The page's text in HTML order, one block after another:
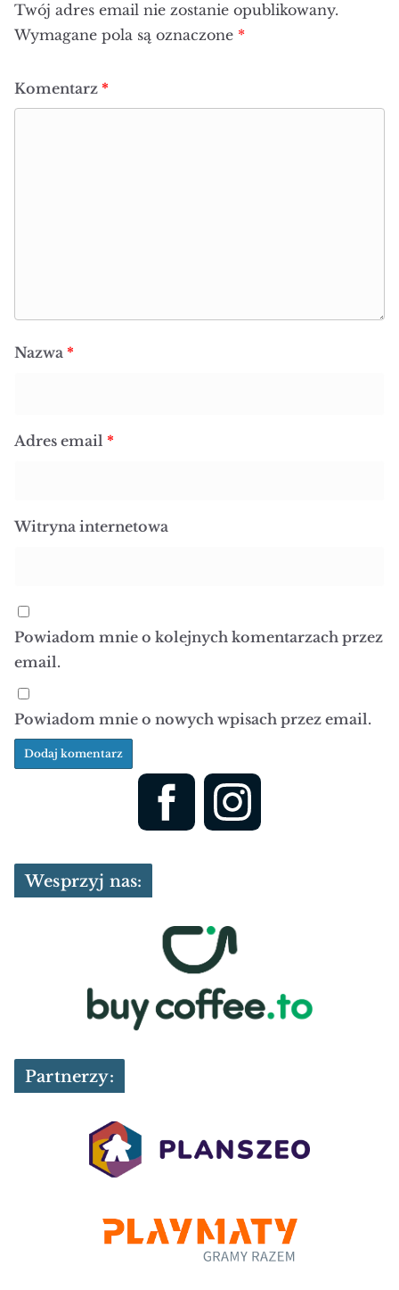
Twój adres email nie zostanie opublikowany.
Wymagane pola są oznaczone *
Komentarz *
Nazwa *
Adres email *
Witryna internetowa
Powiadom mnie o kolejnych komentarzach przez
email.
Powiadom mnie o nowych wpisach przez email.
Wesprzyj nas:
Partnerzy: